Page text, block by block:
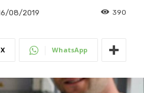
08/2019 390
X WhatsApp